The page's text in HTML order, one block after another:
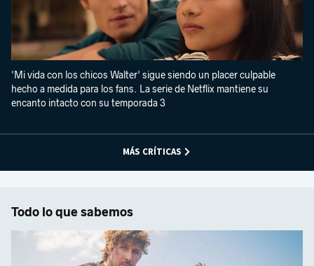
'Mi vida con los chicos Walter' sigue siendo un placer culpable
hecho a medida para los fans. La serie de Netflix mantiene su
encanto intacto con su temporada 3
MÁS CRÍTICAS
Todo lo que sabemos